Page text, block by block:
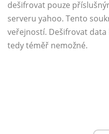
dešifrovat pouze
serveru yahoo. Tento
veřejností. Dešifrovat
tedy téměř nemožné.